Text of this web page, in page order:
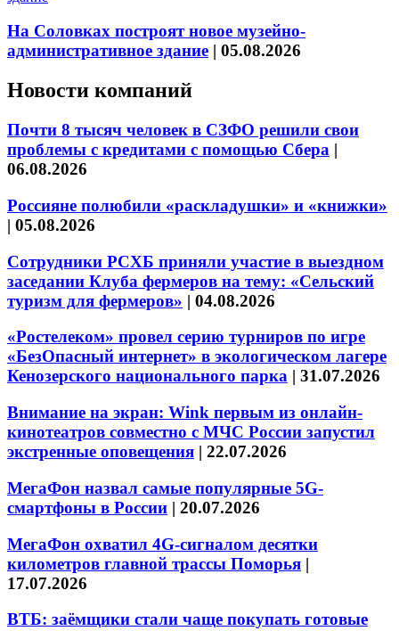
На Соловках построят новое музейно-
административное здание | 05.08.2026
Новости компаний
Почти 8 тысяч человек в СЗФО решили свои
проблемы с кредитами с помощью Сбера |
06.08.2026
Россияне полюбили «раскладушки» и «книжки»
| 05.08.2026
Сотрудники РСХБ приняли участие в выездном
заседании Клуба фермеров на тему: «Сельский
туризм для фермеров» | 04.08.2026
«Ростелеком» провел серию турниров по игре
«БезОпасный интернет» в экологическом лагере
Кенозерского национального парка | 31.07.2026
Внимание на экран: Wink первым из онлайн-
кинотеатров совместно с МЧС России запустил
экстренные оповещения | 22.07.2026
МегаФон назвал самые популярные 5G-
смартфоны в России | 20.07.2026
МегаФон охватил 4G-сигналом десятки
километров главной трассы Поморья |
17.07.2026
ВТБ: заёмщики стали чаще покупать готовые